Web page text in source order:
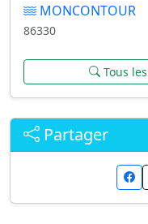
MONCONTOUR
86330
Tous
Partager